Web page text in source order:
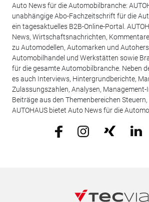
Auto News für die Automobilbranche:
unabhängige Abo-Fachzeitschrift für die
ein tagesaktuelles B2B-Online-Portal.
News, Wirtschaftsnachrichten,
zu Automodellen, Automarken und
Automobilhandel und Werkstätten sowie
für die gesamte Automobilbranche. Neben
es auch Interviews, Hintergrundberichte,
Zulassungszahlen, Analysen,
Beiträge aus den Themenbereichen Steuern,
AUTOHAUS bietet Auto News für die